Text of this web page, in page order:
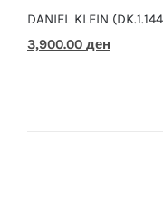
DANIEL KLEIN
Original
3,900.00 ден